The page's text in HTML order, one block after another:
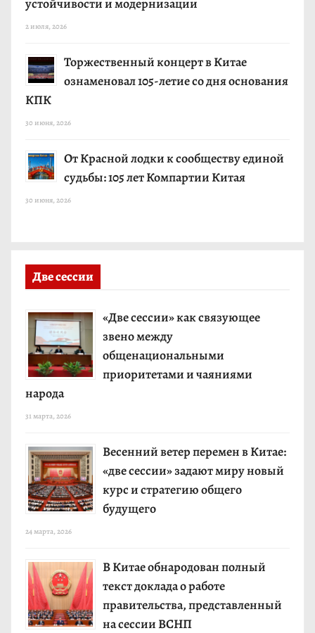
устойчивости и модернизации
2 июля, 2026
Торжественный концерт в Китае
ознаменовал 105-летие со дня основания
КПК
30 июня, 2026
От Красной лодки к сообществу единой
судьбы: 105 лет Компартии Китая
30 июня, 2026
Две сессии
«Две сессии» как связующее
звено между
общенациональными
приоритетами и чаяниями
народа
31 марта, 2026
Весенний ветер перемен в Китае:
«две сессии» задают миру новый
курс и стратегию общего
будущего
24 марта, 2026
В Китае обнародован полный
текст доклада о работе
правительства, представленный
на сессии ВСНП